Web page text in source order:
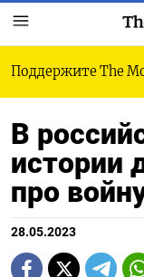
Поддержите The
В
истории
про
28.05.2023